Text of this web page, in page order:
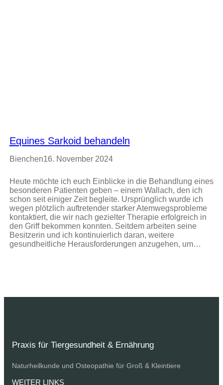
Equines Sarkoid behandeln
Bienchen16. November 2024
Heute möchte ich euch Einblicke in die Behandlung eines
besonderen Patienten geben – einem Wallach, den ich
schon seit einiger Zeit begleite. Ursprünglich wurde ich
wegen plötzlich auftretender starker Atemwegsprobleme
kontaktiert, die wir nach gezielter Therapie erfolgreich in
den Griff bekommen konnten. Seitdem arbeiten seine
Besitzerin und ich kontinuierlich daran, weitere
gesundheitliche Herausforderungen anzugehen, um…
Praxis für Tiergesundheit & Ernährung
Naturheilkunde und Osteopathie für Groß & Kleintiere
WEITER LINKS